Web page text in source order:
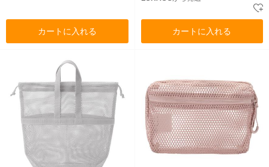
カートに入れる カートに入れる